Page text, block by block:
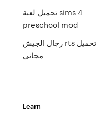
تحميل لعبة sims 4
preschool mod
رجال الجيش rts تحميل
مجاني
Learn